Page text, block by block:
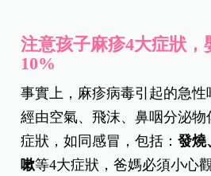
注意孩子麻疹4大症狀，
10%
事實上，麻疹病毒引起的急
經由空氣、飛沫、鼻咽分泌
症狀，如同感冒，包括：發燒
嗽等4大症狀，爸媽必須小心